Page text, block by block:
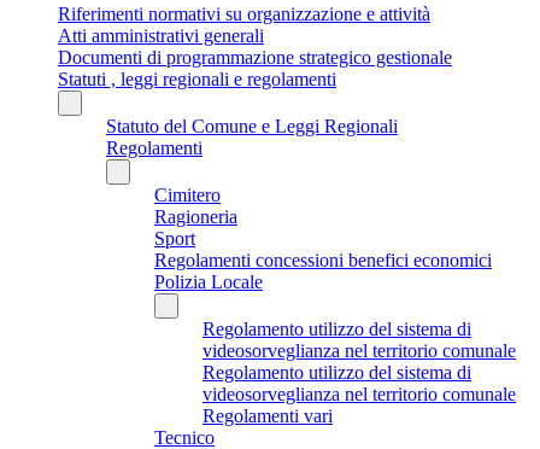
Riferimenti normativi su organizzazione e attività
Atti amministrativi generali
Documenti di programmazione strategico gestionale
Statuti , leggi regionali e regolamenti
Statuto del Comune e Leggi Regionali
Regolamenti
Cimitero
Ragioneria
Sport
Regolamenti concessioni benefici economici
Polizia Locale
Regolamento utilizzo del sistema di
videosorveglianza nel territorio comunale
Regolamento utilizzo del sistema di
videosorveglianza nel territorio comunale
Regolamenti vari
Tecnico